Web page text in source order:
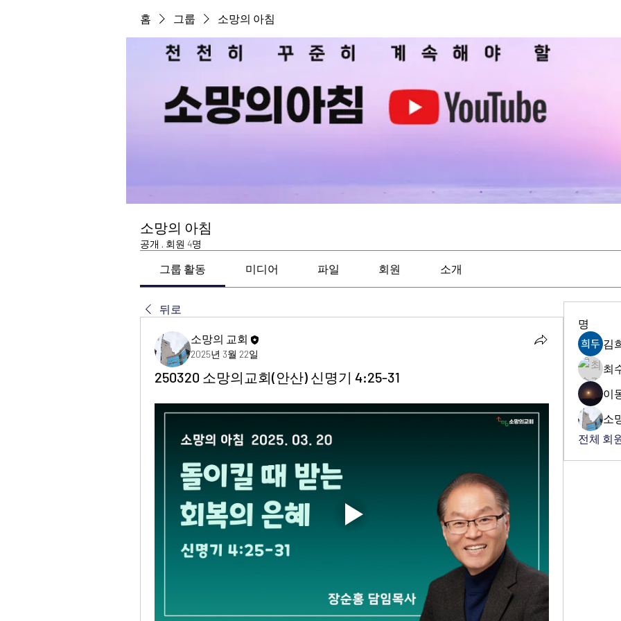
홈 그룹 소망의 아침
소망의 아침
공개 · 회원 4명
그룹 활동 미디어 파일 회원 소개
뒤로
소망의 교회
2025년 3월 22일
250320 소망의교회(안산) 신명기 4:25-31
명
김
최
이
소
전체 회